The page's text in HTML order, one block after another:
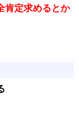
肯定求めるとか